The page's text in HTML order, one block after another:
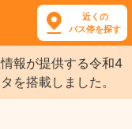
近くの
バス停を探す
報が提供する令和4
を搭載しました。